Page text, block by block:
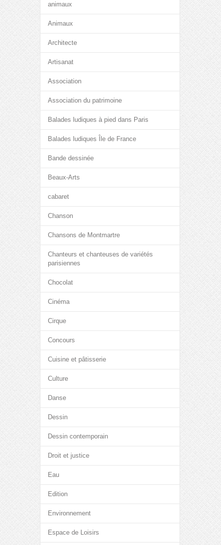
animaux
Animaux
Architecte
Artisanat
Association
Association du patrimoine
Balades ludiques à pied dans Paris
Balades ludiques Île de France
Bande dessinée
Beaux-Arts
cabaret
Chanson
Chansons de Montmartre
Chanteurs et chanteuses de variétés
parisiennes
Chocolat
Cinéma
Cirque
Concours
Cuisine et pâtisserie
Culture
Danse
Dessin
Dessin contemporain
Droit et justice
Eau
Edition
Environnement
Espace de Loisirs